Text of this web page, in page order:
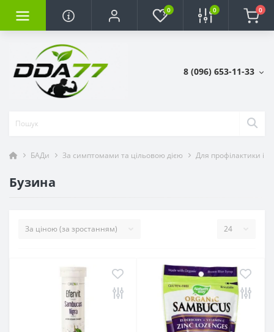
0 0 0
8 (096) 653-11-33
БАДи За симптомами та цільовою дією Для профілактики
Бузина